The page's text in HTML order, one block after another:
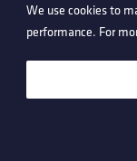
We use cookies to
performance. For
We use cookies to
performance. For